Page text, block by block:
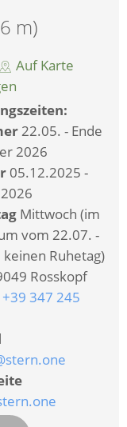
m)
Auf Karte
22.05. - Ende
2026
05.12.2025 -
Mittwoch (im
vom 22.07. -
Ruhetag)
Rosskopf
+39 347 245